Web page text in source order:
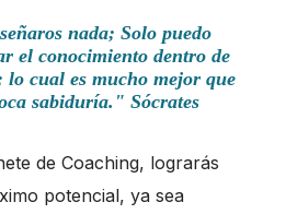
nada; Solo puedo
el conocimiento dentro de
lo cual es mucho mejor que
sabiduría." Sócrates
de Coaching, lograrás
potencial, ya sea